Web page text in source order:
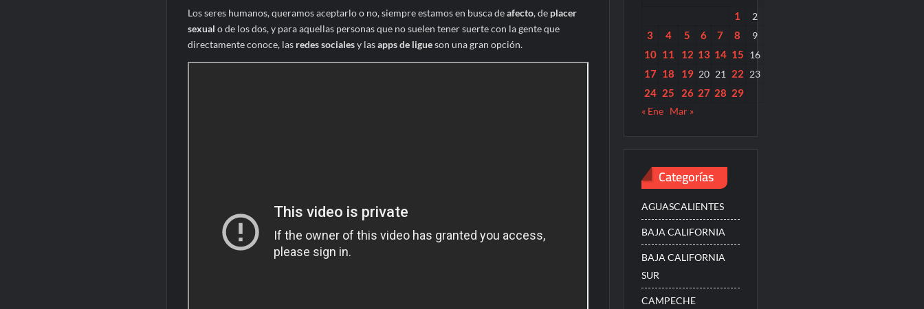
Los seres humanos, queramos aceptarlo o no, siempre estamos en busca deafecto, de placer
sexual o de los dos, y para aquellas personas que no suelen tener suerte con la gente que
directamente conoce, las redes socialesy lasapps de ligueson una gran opción.
1 2
3 4 5 6 7 8 9
10 11 12 13 14 15 16
17 18 19 20 21 22 23
24 25 26 27 28 29
« Ene Mar »
Categorías
AGUASCALIENTES
BAJA CALIFORNIA
BAJA CALIFORNIA
SUR
CAMPECHE